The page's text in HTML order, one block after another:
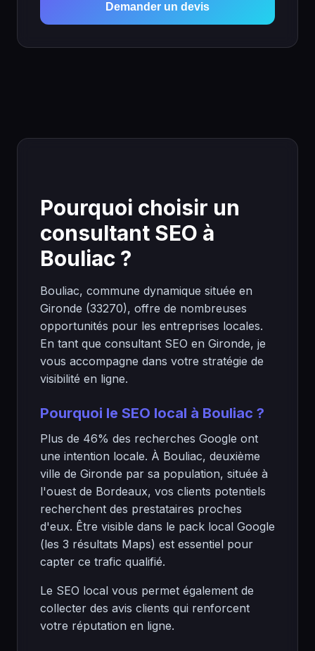
Demander un devis
Pourquoi choisir un
consultant SEO à
Bouliac ?
Bouliac, commune dynamique située en
Gironde (33270), offre de nombreuses
opportunités pour les entreprises locales.
En tant que consultant SEO en Gironde, je
vous accompagne dans votre stratégie de
visibilité en ligne.
Pourquoi le SEO local à Bouliac ?
Plus de 46% des recherches Google ont
une intention locale. À Bouliac, deuxième
ville de Gironde par sa population, située à
l'ouest de Bordeaux, vos clients potentiels
recherchent des prestataires proches
d'eux. Être visible dans le pack local Google
(les 3 résultats Maps) est essentiel pour
capter ce trafic qualifié.
Le SEO local vous permet également de
collecter des avis clients qui renforcent
votre réputation en ligne.